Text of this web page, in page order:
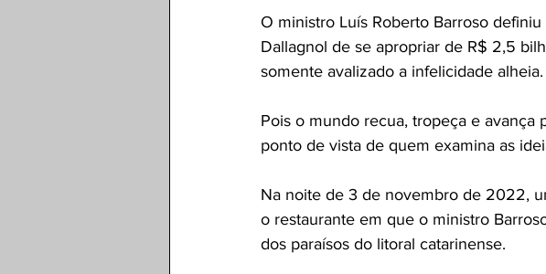
O ministro Luís Roberto Barroso
Dallagnol de se apropriar de R$ 2,5
somente avalizado a infelicidade alheia.
Pois o mundo recua, tropeça e
ponto de vista de quem examina as
Na noite de 3 de novembro de 2022,
o restaurante em que o ministro
dos paraísos do litoral catarinense.